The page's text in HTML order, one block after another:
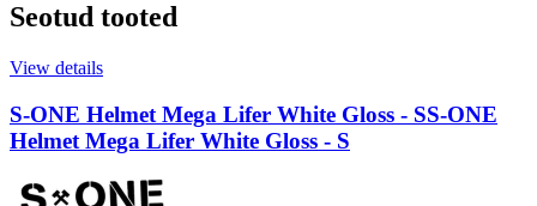
Seotud tooted
View details
S-ONE Helmet Mega Lifer White Gloss - SS-ONE
Helmet Mega Lifer White Gloss - S